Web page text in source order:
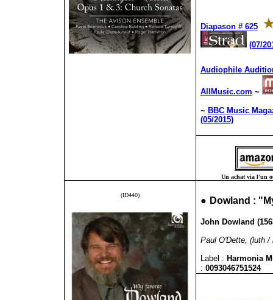
Diapason # 625
(07/
Audiophile
AllMusic.com ~
~ BBC Music
(05/2015)
Un achat via l'un
(ID440) ● Dowland :
John Dowland
Paul O'Dette, (luth /
Label : Harmonia
: 0093046751524